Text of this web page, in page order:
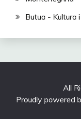
Butua - Kultura
All
Proudly powered